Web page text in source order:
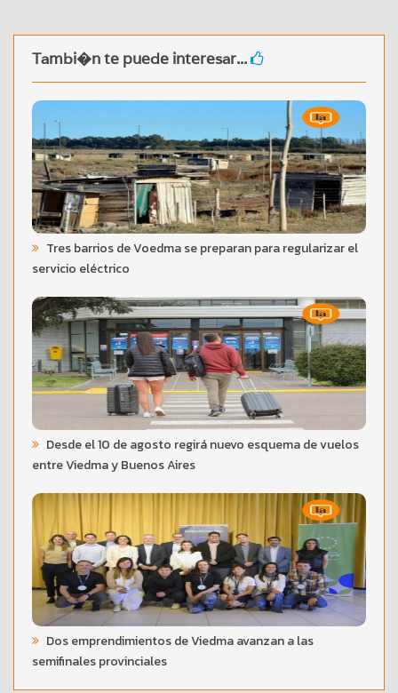
Tambi�n te puede interesar...
Tres barrios de Voedma se preparan para regularizar el
servicio eléctrico
Desde el 10 de agosto regirá nuevo esquema de vuelos
entre Viedma y Buenos Aires
Dos emprendimientos de Viedma avanzan a las
semifinales provinciales